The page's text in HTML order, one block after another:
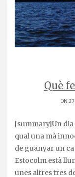
Què
ON
[summary]Un dia vaig participar en un sorteig en el
qual una mà
de guanyar un
Estocolm està
unes altres tres